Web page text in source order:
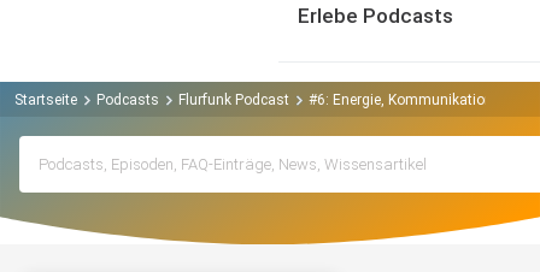
Erlebe Podcasts
Startseite Podcasts Flurfunk Podcast #6: Energie, Kommunikation,